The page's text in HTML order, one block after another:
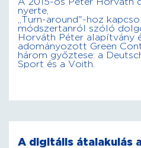
A 2015-os Péter Horváth
nyerte,
„Turn-around"-hoz
módszertanról szóló
Horváth Péter alapítvány
adományozott Green
három győztese: a
Sport és a Voith.
A digitális átalakulás